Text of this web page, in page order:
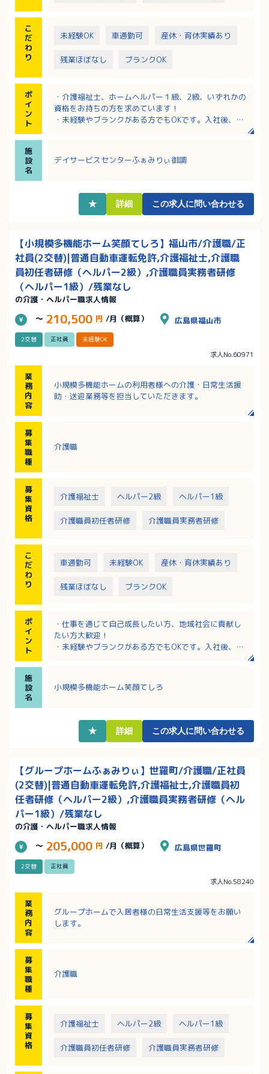
こ
だ
わ
り
未経験OK 車通勤可 産休・育休実績あり
残業ほぼなし ブランクOK
ポ
イ
ン
ト
・介護福祉士、ホームヘルパー１級、2級、いずれかの
資格をお持ちの方を求めています！
・未経験やブランクがある方でもOKです。入社後、キ
でプライベートの予定が立てやすいです。
・年間賞与3か月分！昇給もしっかり対応されるのでモ
想いに応えられるよう、再雇用制度を導入していま
施
設
名
デイサービスセンターふぁみりぃ御調
★ 詳細 この求人に問い合わせる
【小規模多機能ホーム笑顔てしろ】福山市/介護職/正
社員(2交替)|普通自動車運転免許,介護福祉士,介護職
員初任者研修（ヘルパー2級）,介護職員実務者研修
（ヘルパー1級）/残業なし
の介護・ヘルパー職求人情報
～ 210,500 円 /月（概算） 広島県福山市
2交替 正社員 未経験OK
求人No.60971
業
務
内
容
小規模多機能ホームの利用者様への介護・日常生活援
助・送迎業務等を担当していただきます。
募
集
職
種
介護職
募
集
資
格
介護福祉士 ヘルパー2級 ヘルパー1級
介護職員初任者研修 介護職員実務者研修
こ
だ
わ
り
車通勤可 未経験OK 産休・育休実績あり
残業ほぼなし ブランクOK
ポ
イ
ン
ト
・仕事を通じて自己成長したい方、地域社会に貢献し
たい方大歓迎！
・未経験やブランクがある方でもOKです。入社後、キ
チベーションアップにもつながります！
・「定年後も介護・医療の仕事に携わりたい」という
施
設
名
小規模多機能ホーム笑顔てしろ
★ 詳細 この求人に問い合わせる
【グループホームふぁみりぃ】世羅町/介護職/正社員
(2交替)|普通自動車運転免許,介護福祉士,介護職員初
任者研修（ヘルパー2級）,介護職員実務者研修（ヘル
パー1級）/残業なし
の介護・ヘルパー職求人情報
～ 205,000 円 /月（概算） 広島県世羅町
2交替 正社員
求人No.58240
業
務
内
容
グループホームで入居者様の日常生活支援等をお願い
します。
募
集
職
種
介護職
募
集
資
格
介護福祉士 ヘルパー2級 ヘルパー1級
介護職員初任者研修 介護職員実務者研修